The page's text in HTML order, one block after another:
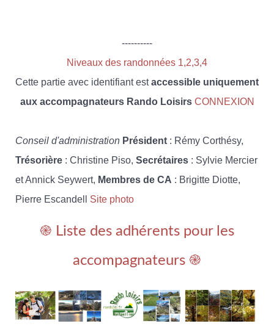
----------
Niveaux des randonnées 1,2,3,4
Cette partie avec identifiant estaccessible uniquement
aux accompagnateurs Rando Loisirs CONNEXION
Conseil d'administration Président : Rémy Corthésy,
Trésorière : Christine Piso, Secrétaires : Sylvie Mercier
et Annick Seywert, Membres de CA : Brigitte Diotte,
Pierre Escandell Site photo
֎ Liste des adhérents pour les
accompagnateurs ֎